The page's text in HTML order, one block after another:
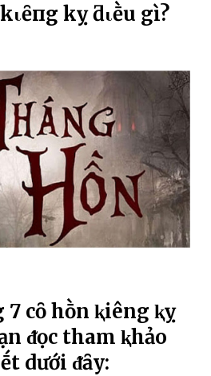
kιȇпg kỵ ƌιḕu gì?
cȏ hṑn ⱪiêng ⱪỵ
ᵭọc tham ⱪhảo
dưới ᵭȃy: